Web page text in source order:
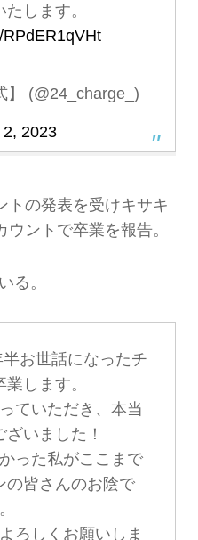
します。
(@24_charge_)
2023
トの発表を受けキサキ
ントで卒業を報告。
る。
お世話になったチ
します。
ていただき、本当
いました！
った私がここまで
の皆さんのお陰で
ろしくお願いしま